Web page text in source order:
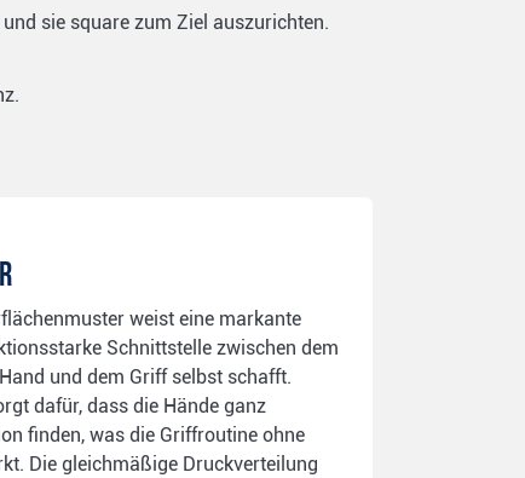
sie square zum Ziel auszurichten.
weist eine markante
Schnittstelle zwischen dem
und dem Griff selbst schafft.
dafür, dass die Hände ganz
finden, was die Griffroutine ohne
Die gleichmäßige Druckverteilung